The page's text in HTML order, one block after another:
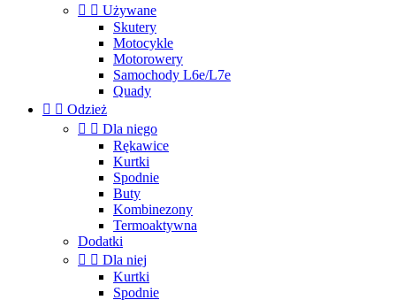
  Używane
Skutery
Motocykle
Motorowery
Samochody L6e/L7e
Quady
  Odzież
  Dla niego
Rękawice
Kurtki
Spodnie
Buty
Kombinezony
Termoaktywna
Dodatki
  Dla niej
Kurtki
Spodnie